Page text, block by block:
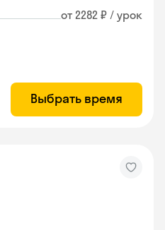
от 2282 ₽ / урок
Выбрать время